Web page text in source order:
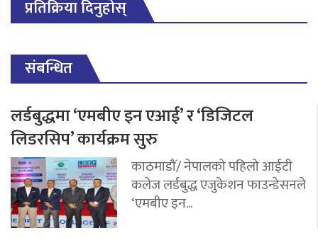
प्रतिक्रिया दिनुहोस्
संबन्धित
लर्डबुद्धमा ‘एमबीए इन एआई’ र ‘डिजिटल
लिडरसिप’ कार्यक्रम सुरु
काठमाडौं/ नेपालको पहिलो आईटी
कलेज लर्डबुद्ध एजुकेशन फाउन्डेसनले
‘एमबीए इन...